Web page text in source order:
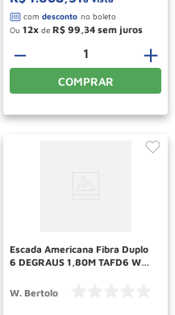
Ou 12 de R$ 99 34
＋
－
COMPRAR
Escada Americana Fibra Duplo
6 DEGRAUS 1,80M TAFD6 W
W. Bertolo